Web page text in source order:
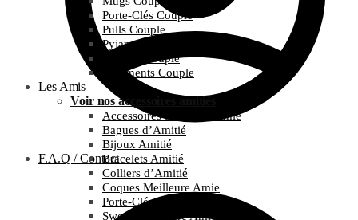
F.A.Q / Contact
Porte-Clés Couple
Pulls Couple
Pyjamas Couple
T-Shirts Couple
Vêtements Couple
Les Amis
Voir nos accessoires amitiés
Accessoires Meilleure Amie
Bagues d’Amitié
Bijoux Amitié
Bracelets Amitié
Colliers d’Amitié
Coques Meilleure Amie
Porte-Clés Amitié
Sweats Meilleure Amie